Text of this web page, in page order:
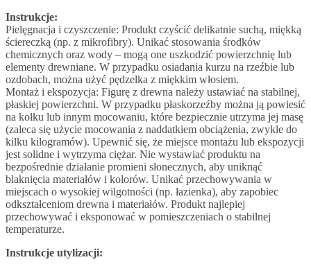
Instrukcje:
Pielęgnacja i czyszczenie: Produkt czyścić delikatnie suchą, miękką
ściereczką (np. z mikrofibry). Unikać stosowania środków
chemicznych oraz wody – mogą one uszkodzić powierzchnię lub
elementy drewniane. W przypadku osiadania kurzu na rzeźbie lub
ozdobach, można użyć pędzelka z miękkim włosiem.
Montaż i ekspozycja: Figurę z drewna należy ustawiać na stabilnej,
płaskiej powierzchni. W przypadku płaskorzeźby można ją powiesić
na kołku lub innym mocowaniu, które bezpiecznie utrzyma jej masę
(zaleca się użycie mocowania z naddatkiem obciążenia, zwykle do
kilku kilogramów). Upewnić się, że miejsce montażu lub ekspozycji
jest solidne i wytrzyma ciężar. Nie wystawiać produktu na
bezpośrednie działanie promieni słonecznych, aby uniknąć
blaknięcia materiałów i kolorów. Unikać przechowywania w
miejscach o wysokiej wilgotności (np. łazienka), aby zapobiec
odkształceniom drewna i materiałów. Produkt najlepiej
przechowywać i eksponować w pomieszczeniach o stabilnej
temperaturze.
Instrukcje utylizacji: